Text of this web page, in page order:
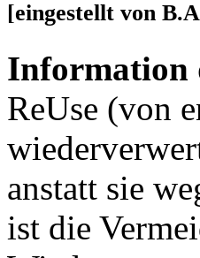
[eingestellt von
Information
ReUse (von
anstatt sie
ist die